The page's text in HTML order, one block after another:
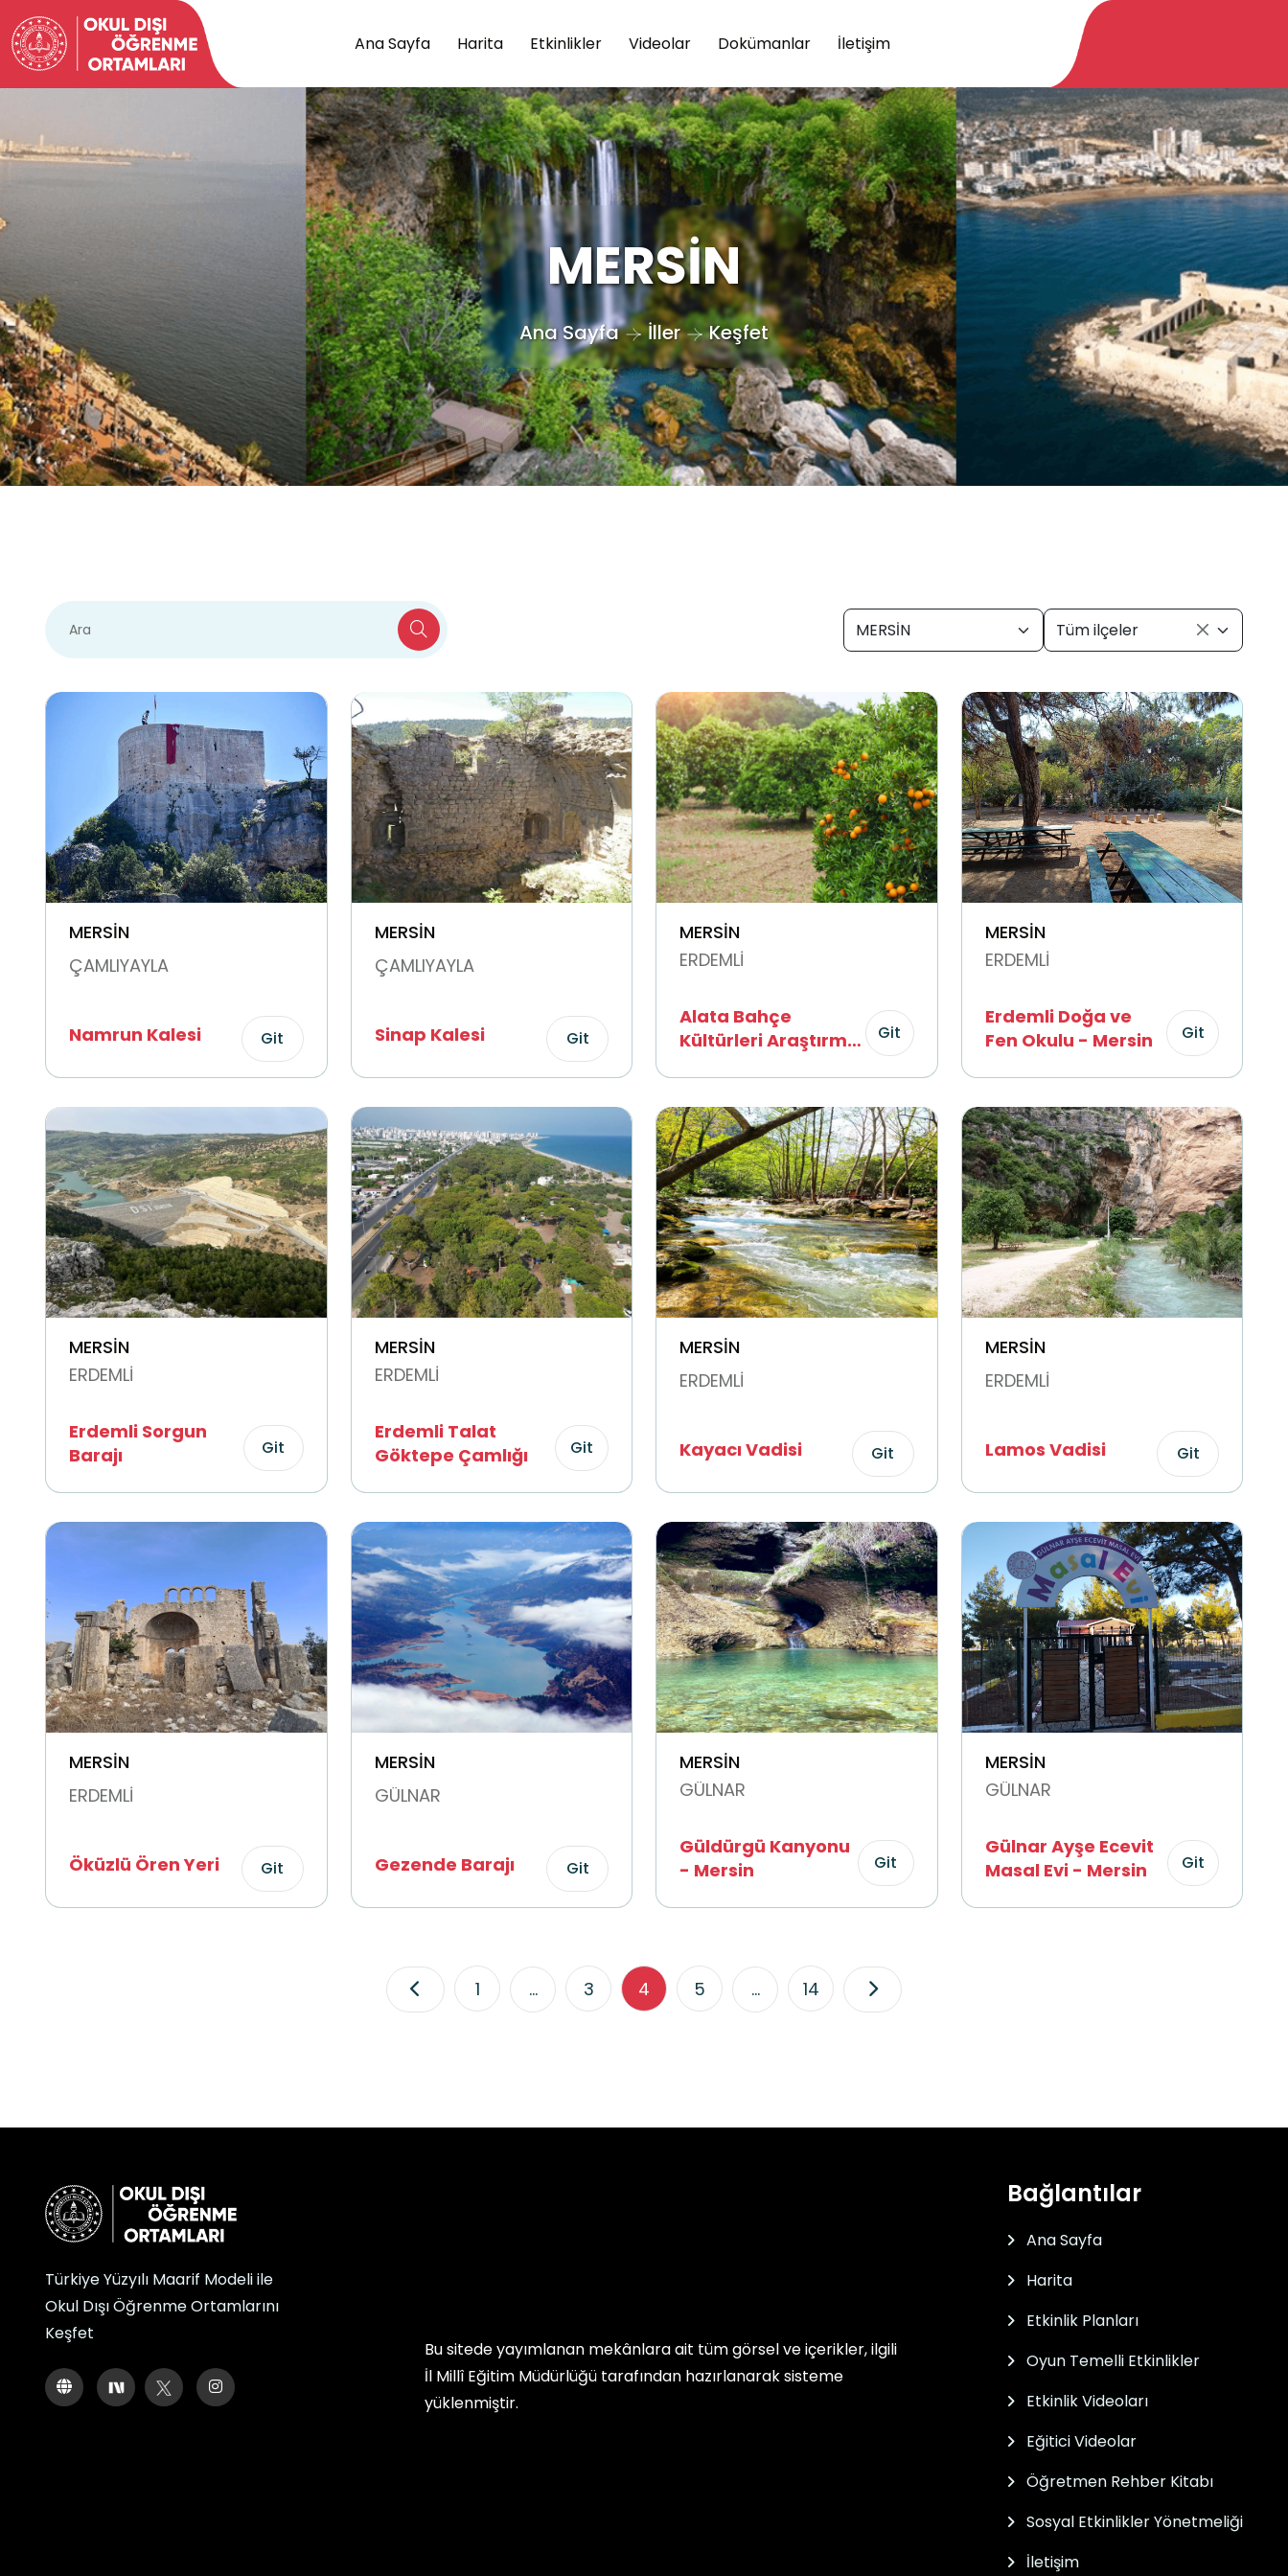
Ana Sayfa Harita Etkinlikler Videolar Dokümanlar İletişim
MERSİN
Ana Sayfa İller Keşfet
MERSİN Tüm ilçeler
MERSİN
ÇAMLIYAYLA
Namrun Kalesi Git
MERSİN
ÇAMLIYAYLA
Sinap Kalesi Git
MERSİN
ERDEMLİ
Alata Bahçe
Kültürleri Araştırma
Git
MERSİN
ERDEMLİ
Erdemli Doğa ve
Fen Okulu - Mersin
Git
MERSİN
ERDEMLİ
Erdemli Sorgun
Barajı
Git
MERSİN
ERDEMLİ
Erdemli Talat
Göktepe Çamlığı
Git
MERSİN
ERDEMLİ
Kayacı Vadisi Git
MERSİN
ERDEMLİ
Lamos Vadisi Git
MERSİN
ERDEMLİ
Öküzlü Ören Yeri Git
MERSİN
GÜLNAR
Gezende Barajı Git
MERSİN
GÜLNAR
Güldürgü Kanyonu
- Mersin
Git
MERSİN
GÜLNAR
Gülnar Ayşe Ecevit
Masal Evi - Mersin
Git
1 ... 3 4 5 ... 14
Türkiye Yüzyılı Maarif Modeli ile
Okul Dışı Öğrenme Ortamlarını
Keşfet
Bu sitede yayımlanan mekânlara ait tüm görsel ve içerikler, ilgili
İl Millî Eğitim Müdürlüğütarafından hazırlanarak sisteme
yüklenmiştir.
Bağlantılar
Ana Sayfa
Harita
Etkinlik Planları
Oyun Temelli Etkinlikler
Etkinlik Videoları
Eğitici Videolar
Öğretmen Rehber Kitabı
Sosyal Etkinlikler Yönetmeliği
İletişim